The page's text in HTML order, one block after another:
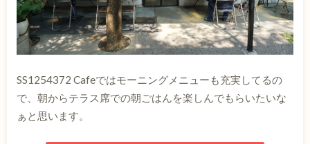
SS1254372 Cafeではモーニングメニューも充実してるの
で、朝からテラス席での朝ごはんを楽しんでもらいたいな
ぁと思います。